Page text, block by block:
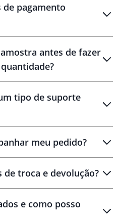
brinde
48 horas
de pagamento
antes de fazer
amostras
tipo de suporte
meu pedido?
troca e devolução?
e como posso